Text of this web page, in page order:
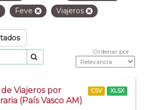
Feve Viajeros
Ordenar por
Viajeros por
(País Vasco AM)
CSV XLSX